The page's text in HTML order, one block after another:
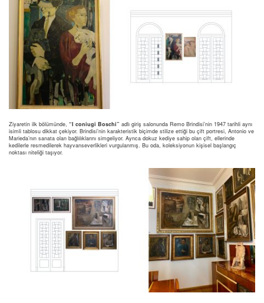
Ziyaretin ilk bölümünde, “I coniugi Boschi” adlı giriş salonunda Remo Brindisi’nin 1947 tarihli aynı
isimli tablosu dikkat çekiyor. Brindisi’nin karakteristik biçimde stilize ettiği bu çift portresi, Antonio ve
Marieda’nın sanata olan bağlılıklarını simgeliyor. Ayrıca dokuz kediye sahip olan çift, ellerinde
kedilerle resmedilerek hayvanseverlikleri vurgulanmış. Bu oda, koleksiyonun kişisel başlangıç
noktası niteliği taşıyor.